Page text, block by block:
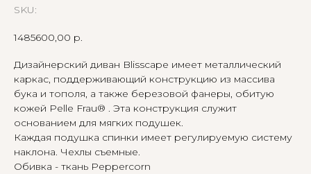
SKU:
1485600,00 р.
Дизайнерский диван Blisscape имеет металлический
каркас, поддерживающий конструкцию из массива
бука и тополя, а также березовой фанеры, обитую
кожей Pelle Frau® . Эта конструкция служит
основанием для мягких подушек.
Каждая подушка спинки имеет регулируемую систему
наклона. Чехлы съемные.
Обивка - ткань Peppercorn